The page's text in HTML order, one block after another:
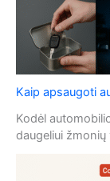
Kaip apsaugoti
Kodėl
daugeliui